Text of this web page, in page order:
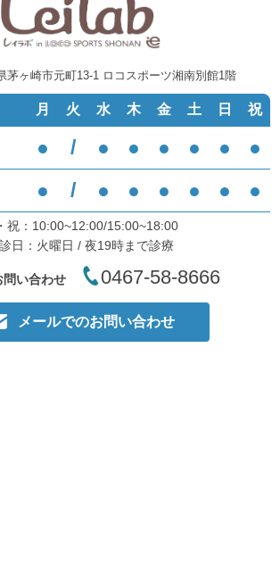
ヶ崎市元町13-1 ロコスポーツ湘南別館1階
月 火 水 木 金 土 日 祝
● / ● ● ● ● ● ●
● / ● ● ● ● ● ●
祝：10:00~12:00/15:00~18:00
日：火曜日 / 夜19時まで診療
問い合わせ 0467-58-8666
メールでのお問い合わせ